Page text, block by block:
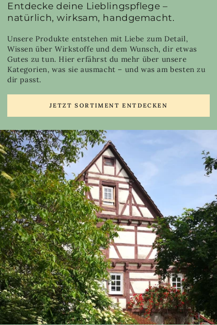
Entdecke deine Lieblingspflege –
natürlich, wirksam, handgemacht.
Unsere Produkte entstehen mit Liebe zum Detail,
Wissen über Wirkstoffe und dem Wunsch, dir etwas
Gutes zu tun. Hier erfährst du mehr über unsere
Kategorien, was sie ausmacht – und was am besten zu
dir passt.
JETZT SORTIMENT ENTDECKEN